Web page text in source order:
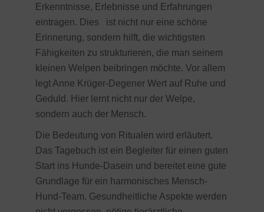
Erkenntnisse, Erlebnisse und Erfahrungen
eintragen. Dies ist nicht nur eine schöne
Erinnerung, sondern hilft, die wichtigsten
Fähigkeiten zu strukturieren, die man seinem
kleinen Welpen beibringen möchte. Vor allem
legt Anne Krüger-Degener Wert auf Ruhe und
Geduld. Hier lernt nicht nur der Welpe,
sondern auch der Mensch.
Die Bedeutung von Ritualen wird erläutert.
Das Tagebuch ist ein Begleiter für einen guten
Start ins Hunde-Dasein und bereitet eine gute
Grundlage für ein harmonisches Mensch-
Hund-Team. Gesundheitliche Aspekte werden